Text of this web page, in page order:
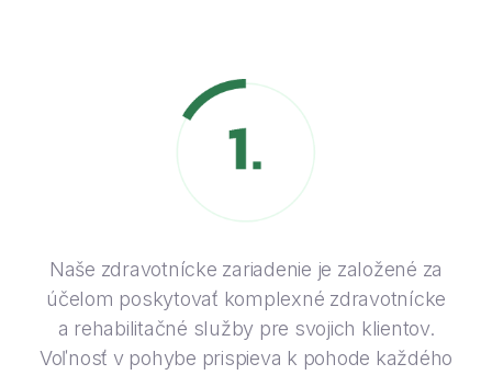
Naše zdravotnícke zariadenie je založené za
účelom poskytovať komplexné zdravotnícke
a rehabilitačné služby pre svojich klientov.
Voľnosť v pohybe prispieva k pohode každého